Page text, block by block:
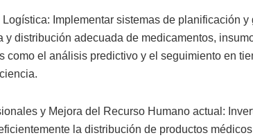
Implementar sistemas de planificación
y distribución adecuada de medicamentos,
como el análisis predictivo y el seguimiento en
y Mejora del Recurso Humano actual:
la distribución de productos